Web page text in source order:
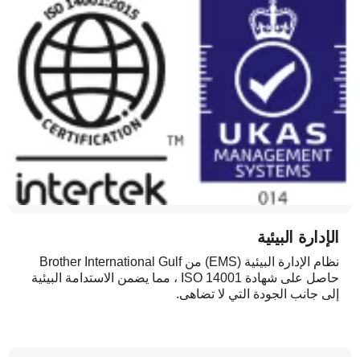
الإدارة البيئية
نظام الإدارة البيئية (EMS) من Brother International Gulf
حاصل على شهادة ISO 14001 ، مما يضمن الاستدامة البيئية
إلى جانب الجودة التي لا تضاهى.